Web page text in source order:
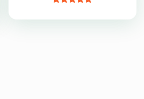
hạng55